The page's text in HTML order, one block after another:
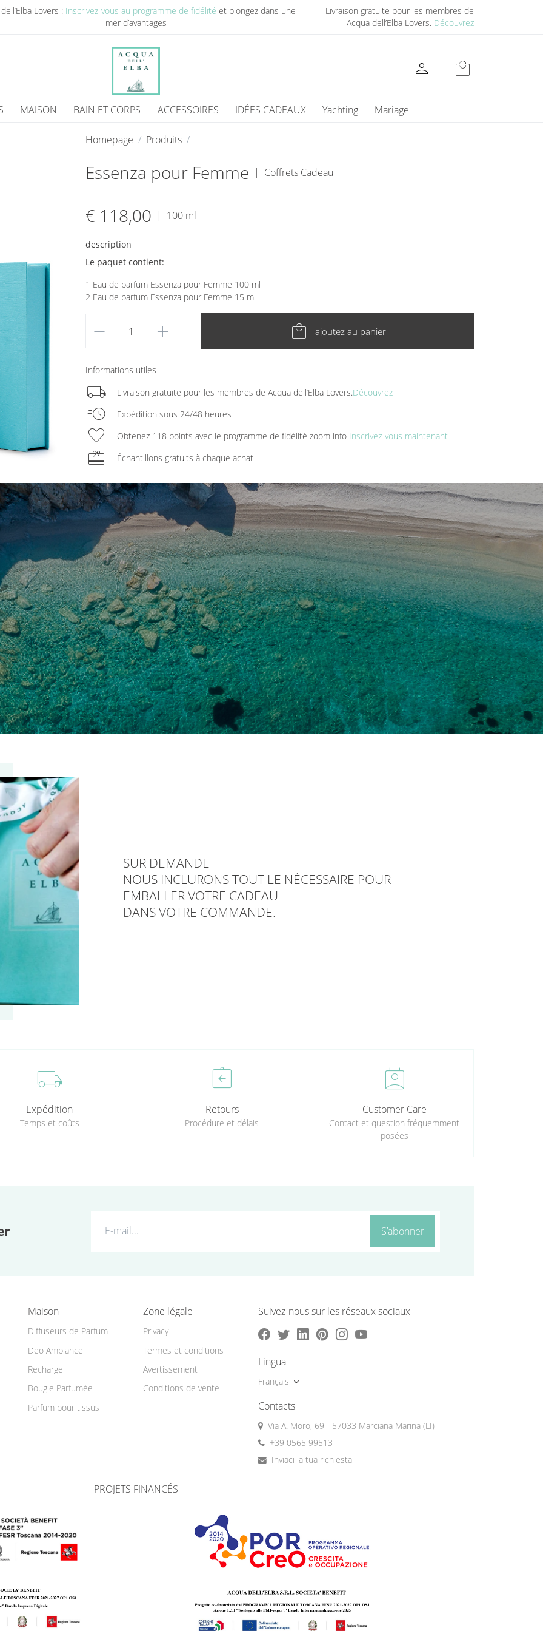
Lovers : Inscrivez-vous au programme de fidélité et plongez dans une
mer d’avantages
Livraison gratuite pour les membres de
Acqua dell’Elba Lovers. Découvrez
person local_mall
MAISON BAIN ET CORPS ACCESSOIRES IDÉES CADEAUX Yachting Mariage
Homepage Produits
Essenza pour Femme | Coffrets Cadeau
€ 118,00 | 100 ml
description
Le paquet contient:
1 Eau de parfum Essenza pour Femme 100 ml
2 Eau de parfum Essenza pour Femme 15 ml
remove add local_mall ajoutez au panier
Informations utiles
local_shipping Livraison gratuite pour les membres de Acqua dell’Elba Lovers.Découvrez
acute Expédition sous 24/48 heures
favorite Obtenez 118 points avec le programme de fidélité zoom info Inscrivez-vous maintenant
redeem Échantillons gratuits à chaque achat
SUR DEMANDE
NOUS INCLURONS TOUT LE NÉCESSAIRE POUR
EMBALLER VOTRE CADEAU
DANS VOTRE COMMANDE.
local_shipping
Expédition
Temps et coûts
assignment_return
Retours
Procédure et délais
perm_contact_calendar
Customer Care
Contact et question fréquemment
posées
S’abonner
Maison
Diffuseurs de Parfum
Deo Ambiance
Recharge
Bougie Parfumée
Parfum pour tissus
Zone légale
Privacy
Termes et conditions
Avertissement
Conditions de vente
Suivez-nous sur les réseaux sociaux
Lingua
Français
Contacts
Via A. Moro, 69 - 57033 Marciana Marina (LI)
+39 0565 99513
Inviaci la tua richiesta
PROJETS FINANCÉS